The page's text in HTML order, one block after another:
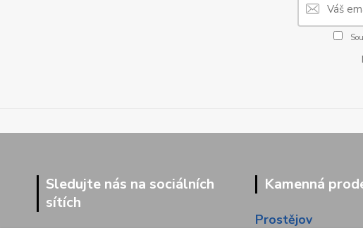
Sledujte nás na sociálních
sítích
Kamenná
Prostějov